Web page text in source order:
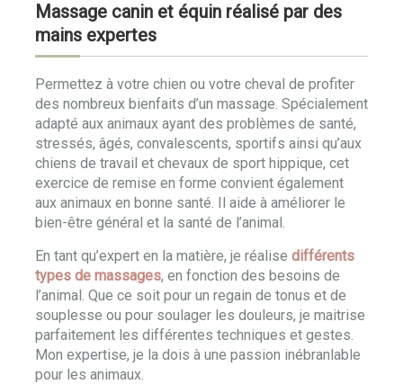
Massage canin et équin réalisé par des
mains expertes
Permettez à votre chien ou votre cheval de profiter
des nombreux bienfaits d’un massage. Spécialement
adapté aux animaux ayant des problèmes de santé,
stressés, âgés, convalescents, sportifs ainsi qu’aux
chiens de travail et chevaux de sport hippique, cet
exercice de remise en forme convient également
aux animaux en bonne santé. Il aide à améliorer le
bien-être général et la santé de l’animal.
En tant qu’expert en la matière, je réalise différents
types de massages, en fonction des besoins de
l’animal. Que ce soit pour un regain de tonus et de
souplesse ou pour soulager les douleurs, je maitrise
parfaitement les différentes techniques et gestes.
Mon expertise, je la dois à une passion inébranlable
pour les animaux.